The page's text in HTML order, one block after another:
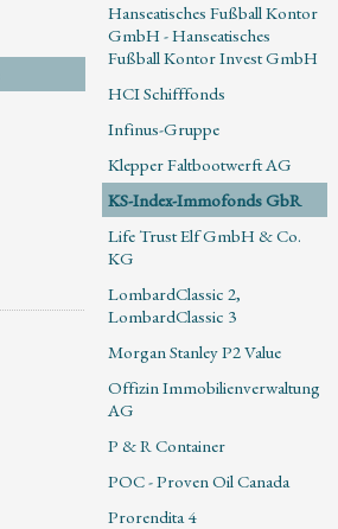
Hanseatisches Fußball Kontor
GmbH - Hanseatisches
Fußball Kontor Invest GmbH
HCI Schifffonds
Infinus-Gruppe
Klepper Faltbootwerft AG
KS-Index-Immofonds GbR
Life Trust Elf GmbH & Co.
KG
LombardClassic 2,
LombardClassic 3
Morgan Stanley P2 Value
Offizin Immobilienverwaltung
AG
P & R Container
POC - Proven Oil Canada
Prorendita 4